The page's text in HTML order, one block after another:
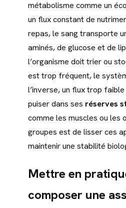
métabolisme comme un
un flux constant de
repas, le sang transporte
aminés, de glucose et de
l’organisme doit trier ou
est trop fréquent, le
l’inverse, un flux trop
puiser dans ses réserves
comme les muscles ou les
groupes est de lisser ces
maintenir une stabilité
Mettre en
composer une